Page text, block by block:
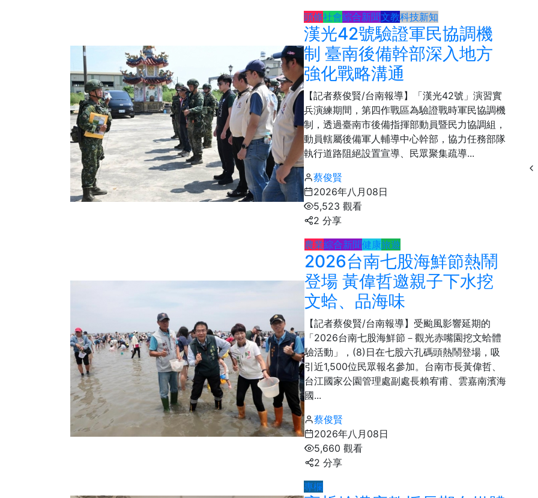
頭條社會綜合新聞文教科技新知
漢光42號驗證軍民協調機
制 臺南後備幹部深入地方
強化戰略溝通
【記者蔡俊賢/台南報導】「漢光42號」演習實
兵演練期間，第四作戰區為驗證戰時軍民協調機
制，透過臺南市後備指揮部動員暨民力協調組，
動員轄屬後備軍人輔導中心幹部，協力任務部隊
執行道路阻絕設置宣導、民眾聚集疏導...
蔡俊賢
2026年八月08日
5,523 觀看
2 分享
農業綜合新聞健康旅遊
2026台南七股海鮮節熱鬧
登場 黃偉哲邀親子下水挖
文蛤、品海味
【記者蔡俊賢/台南報導】受颱風影響延期的
「2026台南七股海鮮節－觀光赤嘴園挖文蛤體
驗活動」，(8)日在七股六孔碼頭熱鬧登場，吸
引近1,500位民眾報名參加。台南市長黃偉哲、
台江國家公園管理處副處長賴宥甫、雲嘉南濱海
國...
蔡俊賢
2026年八月08日
5,660 觀看
2 分享
專欄